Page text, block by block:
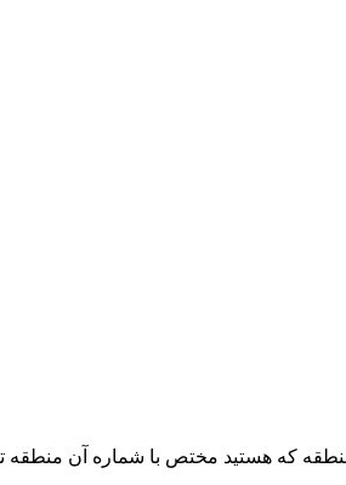
که هستید مختص با شماره آن منطقه